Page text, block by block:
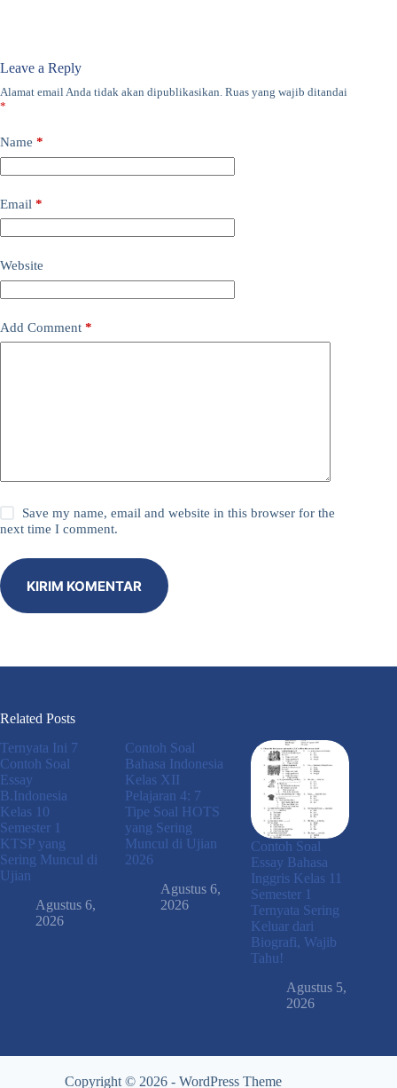
Leave a Reply
Alamat email Anda tidak akan dipublikasikan. Ruas yang wajib ditandai
*
Name *
Email *
Website
Add Comment *
Save my name, email and website in this browser for the
next time I comment.
KIRIM KOMENTAR
Related Posts
Ternyata Ini 7
Contoh Soal
Essay
B.Indonesia
Kelas 10
Semester 1
KTSP yang
Sering Muncul di
Ujian
Agustus 6,
2026
Contoh Soal
Bahasa Indonesia
Kelas XII
Pelajaran 4: 7
Tipe Soal HOTS
yang Sering
Muncul di Ujian
2026
Agustus 6,
2026
Contoh Soal
Essay Bahasa
Inggris Kelas 11
Semester 1
Ternyata Sering
Keluar dari
Biografi, Wajib
Tahu!
Agustus 5,
2026
Copyright © 2026 - WordPress Theme